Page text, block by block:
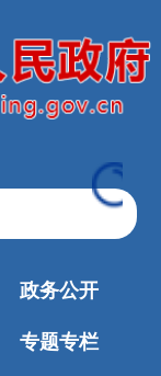
政务公开
专题专栏